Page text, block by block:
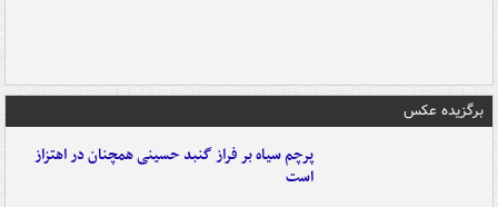
برگزیده عکس
پرچم سیاه بر فراز گنبد حسینی همچنان در اهتزاز
است